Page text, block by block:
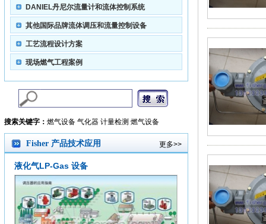
DANIEL丹尼尔流量计和流体控制系统
其他国际品牌流体调压和流量控制设备
工艺流程设计方案
现场燃气工程案例
搜索关键字： 燃气设备 气化器 计量检测 燃气设备
Fisher 产品技术应用 更多>>
液化气LP-Gas 设备